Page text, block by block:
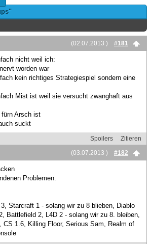
(02.07.2013 ) #181
nicht weil ich:
worden war
kein richtiges Strategiespiel sondern eine
Mist ist weil sie versucht zwanghaft aus
Arsch ist
suckt
Spoilers
Zitieren
(03.07.2013 )
#182
Problemen.
Starcraft 1 - solang wir zu 8 blieben, Diablo
Battlefield 2, L4D 2 - solang wir zu 8. bleiben,
CS 1.6, Killing Floor, Serious Sam, Realm of